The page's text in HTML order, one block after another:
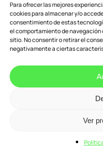
Para ofrecer las mejores
cookies para almacenar y/o
consentimiento de estas
el comportamiento de
sitio. No consentir o retirar el
negativamente a ciertas
Ver
© 2026 Evenbytes.